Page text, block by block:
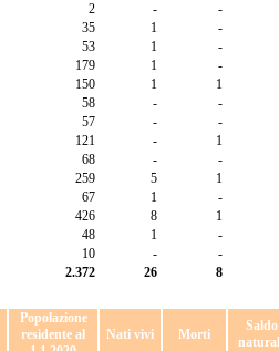
2 -
-
35 1
-
53 1
-
179 1
-
150 1
1
58 -
-
57 -
-
121 -
1
68 -
-
259 5
1
67 1
-
426 8
1
48 1
-
10 -
-
2.372 26
8
Popolazione
residente al
Nati vivi Morti
Saldo